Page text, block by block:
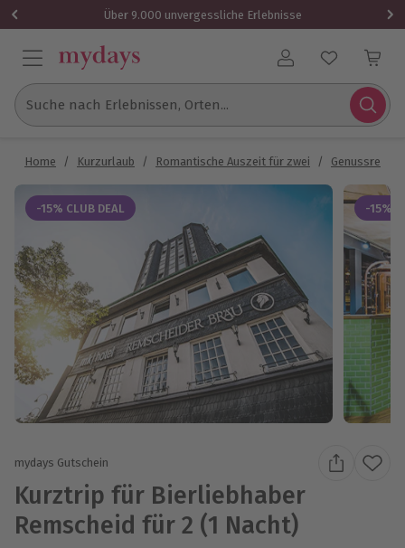
Über 9.000 unvergessliche Erlebnisse
Benutzerkonto
Suche nach Erlebnissen, Orten...
Home / Kurzurlaub / Romantische Auszeit für zwei / Genussreisen
-15% CLUB DEAL -15%
mydays Gutschein
Kurztrip für Bierliebhaber
Remscheid für 2 (1 Nacht)